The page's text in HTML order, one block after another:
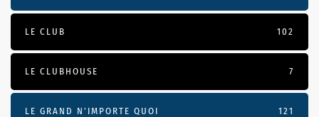
LE CLUB 102
LE CLUBHOUSE 7
LE GRAND N’IMPORTE QUOI 121